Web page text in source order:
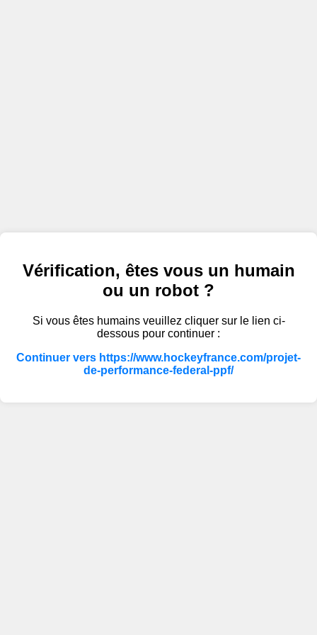
Vérification, êtes vous un humain
ou un robot ?
Si vous êtes humains veuillez cliquer sur le lien ci-
dessous pour continuer :
Continuer vers https://www.hockeyfrance.com/projet-
de-performance-federal-ppf/